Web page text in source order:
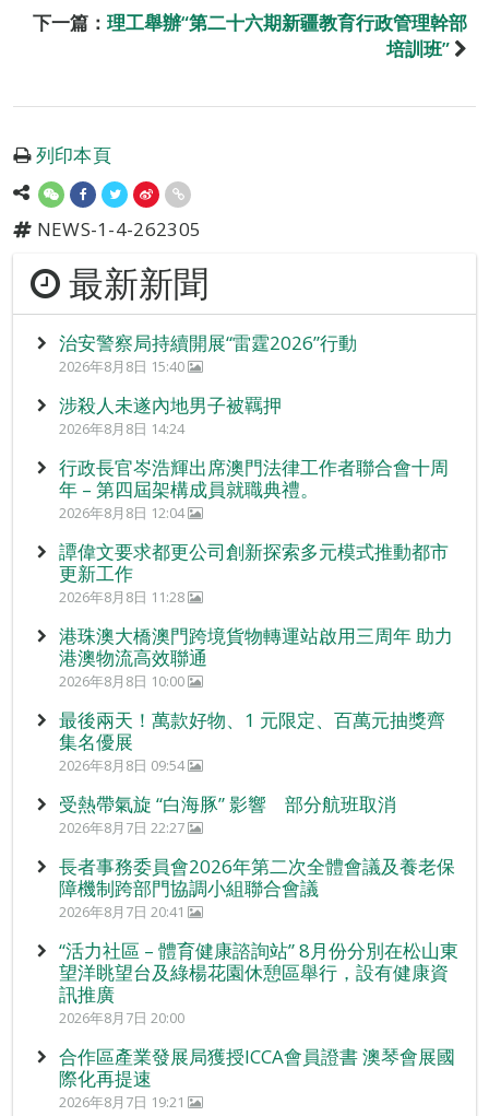
下一篇： 理工舉辦“第二十六期新疆教育行政管理幹部
培訓班”
列印本頁
NEWS-1-4-262305
最新新聞
治安警察局持續開展“雷霆2026”行動
2026年8月8日 15:40
涉殺人未遂內地男子被羈押
2026年8月8日 14:24
行政長官岑浩輝出席澳門法律工作者聯合會十周
年 – 第四屆架構成員就職典禮。
2026年8月8日 12:04
譚偉文要求都更公司創新探索多元模式推動都市
更新工作
2026年8月8日 11:28
港珠澳大橋澳門跨境貨物轉運站啟用三周年 助力
港澳物流高效聯通
2026年8月8日 10:00
最後兩天！萬款好物、1 元限定、百萬元抽獎齊
集名優展
2026年8月8日 09:54
受熱帶氣旋 “白海豚” 影響 部分航班取消
2026年8月7日 22:27
長者事務委員會2026年第二次全體會議及養老保
障機制跨部門協調小組聯合會議
2026年8月7日 20:41
“活力社區 – 體育健康諮詢站” 8月份分別在松山東
望洋眺望台及綠楊花園休憩區舉行，設有健康資
訊推廣
2026年8月7日 20:00
合作區產業發展局獲授ICCA會員證書 澳琴會展國
際化再提速
2026年8月7日 19:21